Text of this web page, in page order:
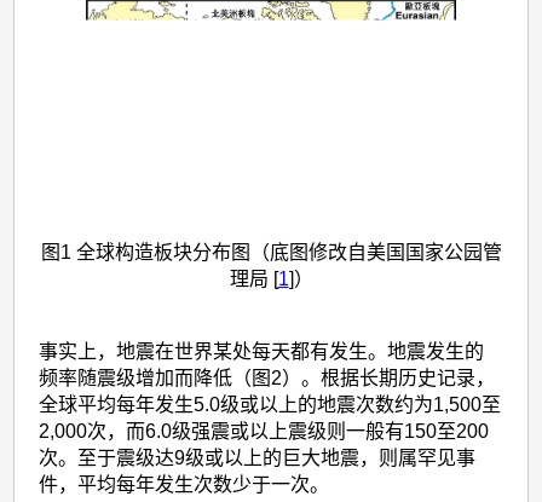
图1 全球构造板块分布图（底图修改自美国国家公园管
理局 [1]）
事实上，地震在世界某处每天都有发生。地震发生的
频率随震级增加而降低（图2）。根据长期历史记录，
全球平均每年发生5.0级或以上的地震次数约为1,500至
2,000次，而6.0级强震或以上震级则一般有150至200
次。至于震级达9级或以上的巨大地震，则属罕见事
件，平均每年发生次数少于一次。